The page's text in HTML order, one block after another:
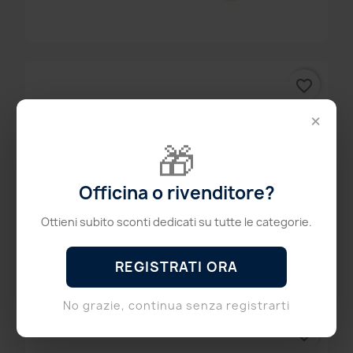
×
🎁
Officina o rivenditore?
Ottieni subito sconti dedicati su tutte le categorie.
REGISTRATI ORA
No grazie, continua senza registrarti
favorite_border
favorite_border